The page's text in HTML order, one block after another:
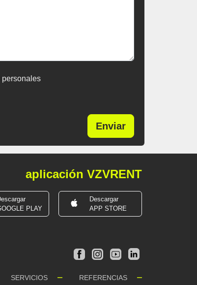
personales
Enviar
aplicación VZVRENT
PLAY
Descargar
APP STORE
SERVICIOS REFERENCIAS